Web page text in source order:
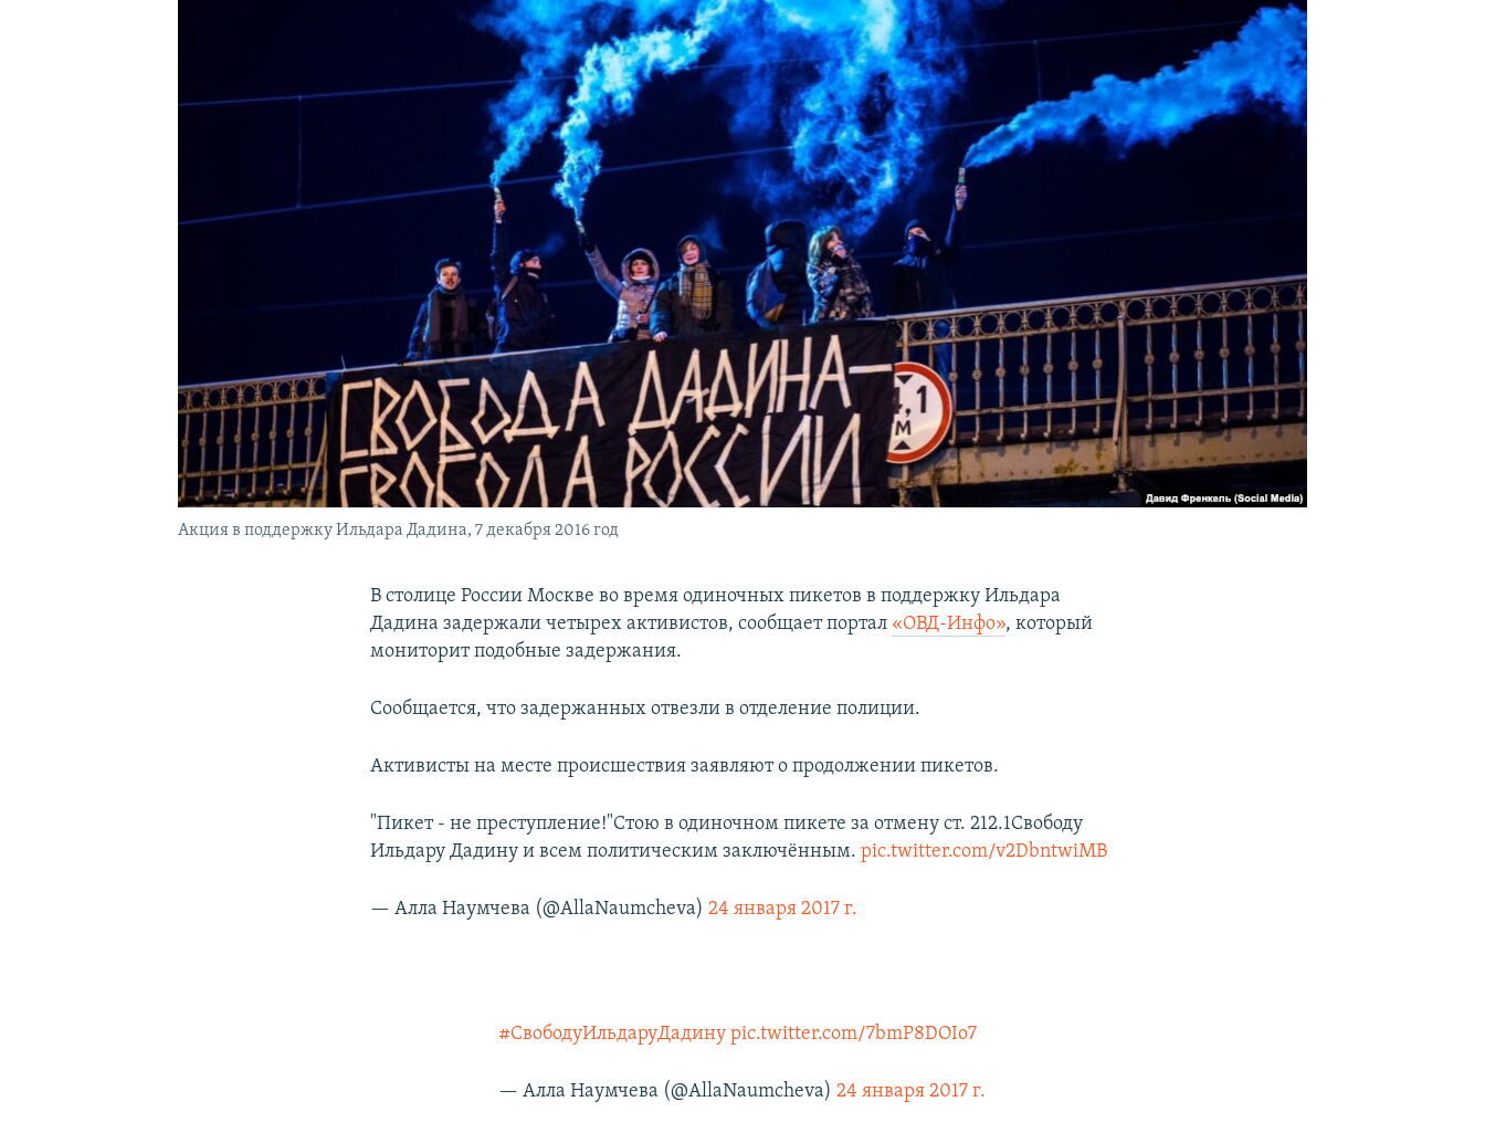
Акция в поддержку Ильдара Дадина, 7 декабря 2016 год
В столице России Москве во время одиночных пикетов в поддержку Ильдара
Дадина задержали четырех активистов, сообщает портал «ОВД-Инфо», который
мониторит подобные задержания.
Сообщается, что задержанных отвезли в отделение полиции.
Активисты на месте происшествия заявляют о продолжении пикетов.
"Пикет - не преступление!"Стою в одиночном пикете за отмену ст. 212.1Свободу
Ильдару Дадину и всем политическим заключённым.pic.twitter.com/v2DbntwiMB
— Алла Наумчева (@AllaNaumcheva)24 января 2017 г.
#СвободуИльдаруДадину pic.twitter.com/7bmP8DOIo7
— Алла Наумчева (@AllaNaumcheva)24 января 2017 г.